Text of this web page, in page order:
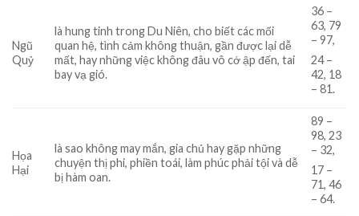
Ngũ
Quỷ
là hung tinh trong Du Niên, cho biết các mối
quan hệ, tình cảm không thuận, gần được lại dễ
mất, hay những việc không đâu vô cớ ập đến, tai
bay vạ gió.
36 –
63, 79
– 97,
24 –
42, 18
– 81.
Họa
Hại
là sao không may mắn, gia chủ hay gặp những
chuyện thị phi, phiền toái, làm phúc phải tội và dễ
bị hàm oan.
89 –
98, 23
– 32,
17 –
71, 46
– 64.